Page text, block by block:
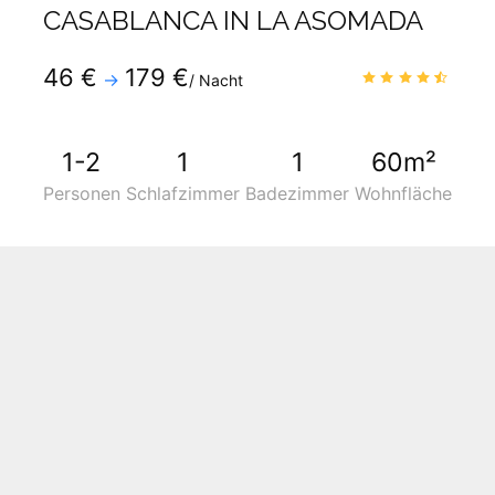
CASABLANCA IN LA ASOMADA
Telefon :+34 928819600
Mobil
: +34 690275334
46 € → 179 €/ Nacht
1-2
Personen
1
Schlafzimmer
1
Badezimmer
60m²
Wohnfläche